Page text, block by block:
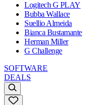
Logitech G PLAY
Bubba Wallace
Suellio Almeida
Bianca Bustamante
Herman Miller
G Challenge
SOFTWARE
DEALS